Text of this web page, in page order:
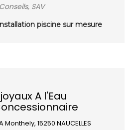
SAV
piscine sur mesure
A l'Eau
15250 NAUCELLES